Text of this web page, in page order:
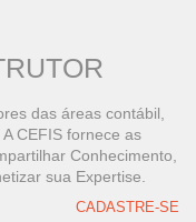
das áreas contábil,
CEFIS fornece as
Conhecimento,
sua Expertise.
CADASTRE-SE